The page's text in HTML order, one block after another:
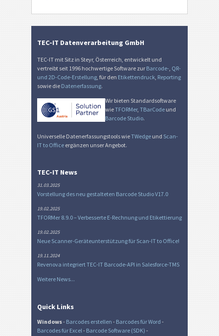
TEC-IT Datenverarbeitung GmbH
TEC-IT mit Sitz in Steyr, Österreich, entwickelt und
vertreibt seit 1996 hochwertige Software zur Barcode- QR-
und 2D-Code-Erstellung , für den Etikettendruck Reporting
sowie die Datenerfassung.
Wir bieten Standardsoftware
wieTFORMer,TBarCode und
Barcode Studio.
Universelle Datenerfassungstools wieTWedge und Scan-
IT to Office ergänzen unser Angebot.
TEC-IT News
31.03.2025
Vorstellung des neu gestalteten Barcode Studio V17.0
19.02.2025
TFORMer 8.9.0 – Verbesserte E-Rechnung und Etikettierung
19.02.2025
Neue Scanner-Geräteunterstützung für Scan-IT to Office!
19.11.2024
Revenova integriert TEC-IT Barcode-API in Salesforce-TMS
Weitere News...
Quick Links
Windows- Barcodes erstellen - Barcodes für Word -
Barcodes für Excel - Barcode Software (SDK) -